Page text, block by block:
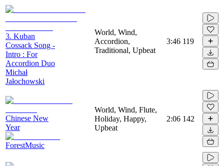
3. Kuban
Cossack Song -
Intro : For
Accordion Duo
Michał
Jałochowski
World, Wind,
Accordion,
Traditional, Upbeat
3:46 119
Chinese New
Year
ForestMusic
World, Wind, Flute,
Holiday, Happy,
Upbeat
2:06 142